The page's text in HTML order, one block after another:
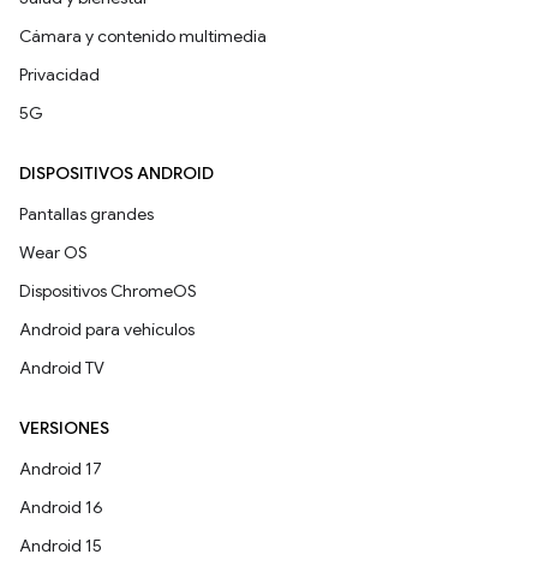
Cámara y contenido multimedia
Privacidad
5G
DISPOSITIVOS ANDROID
Pantallas grandes
Wear OS
Dispositivos ChromeOS
Android para vehículos
Android TV
VERSIONES
Android 17
Android 16
Android 15